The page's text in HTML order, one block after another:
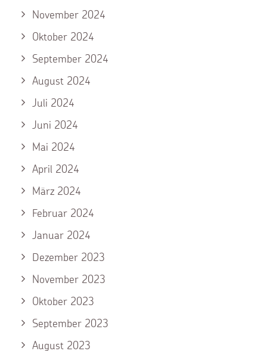
November 2024
Oktober 2024
September 2024
August 2024
Juli 2024
Juni 2024
Mai 2024
April 2024
März 2024
Februar 2024
Januar 2024
Dezember 2023
November 2023
Oktober 2023
September 2023
August 2023